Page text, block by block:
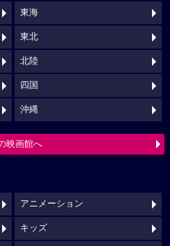
東海
東北
北陸
四国
沖縄
映画館へ
アニメーション
キッズ